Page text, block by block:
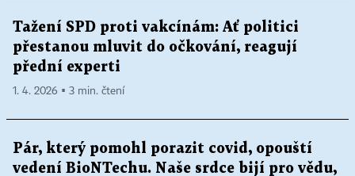
Tažení SPD proti vakcínám: Ať politici
přestanou mluvit do očkování, reagují
přední experti
1. 4. 2026 ▪ 3 min. čtení
Pár, který pomohl porazit covid, opouští
vedení BioNTechu. Naše srdce bijí pro vědu,